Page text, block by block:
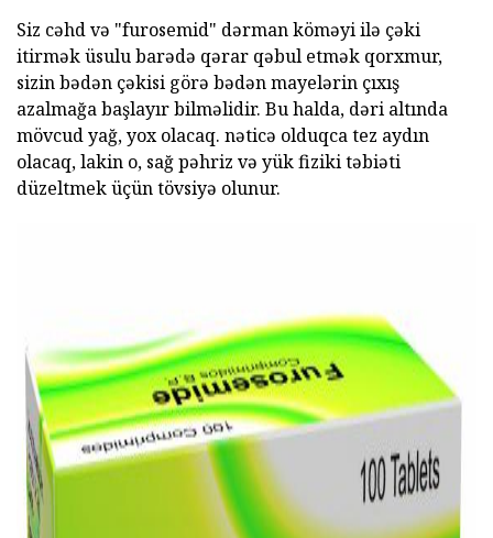
Siz cəhd və "furosemid" dərman köməyi ilə çəki
itirmək üsulu barədə qərar qəbul etmək qorxmur,
sizin bədən çəkisi görə bədən mayelərin çıxış
azalmağa başlayır bilməlidir. Bu halda, dəri altında
mövcud yağ, yox olacaq. nəticə olduqca tez aydın
olacaq, lakin o, sağ pəhriz və yük fiziki təbiəti
düzeltmek üçün tövsiyə olunur.